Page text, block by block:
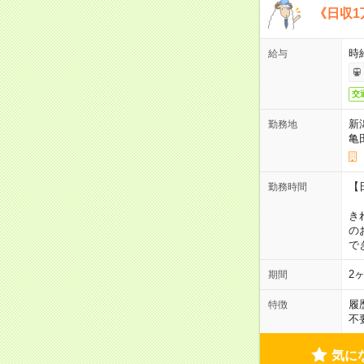
《日収
給与 時
交
勤務地
新
亀
勤務時間
き
の
で
期間 2
特徴
履
不
気に